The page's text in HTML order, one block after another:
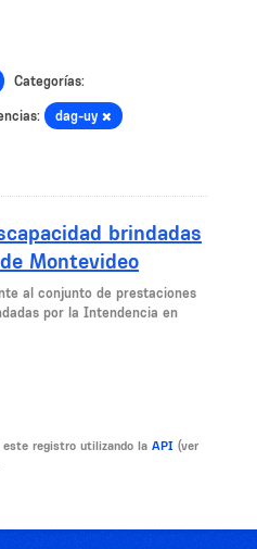
Categorías:
dag-uy
brindadas
Montevideo
al conjunto de prestaciones
por la Intendencia en
este registro utilizando la API (ver